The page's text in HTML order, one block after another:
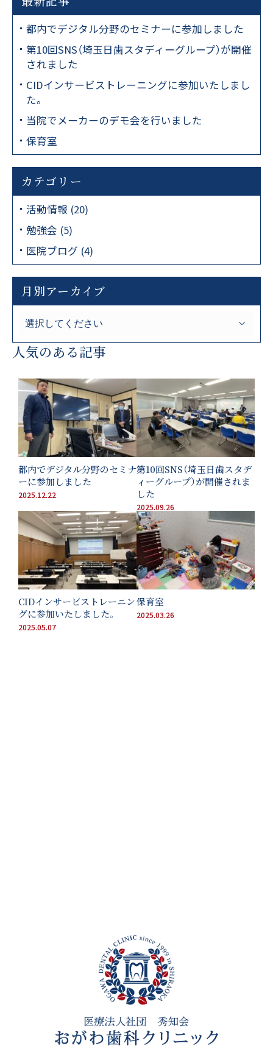
都内でデジタル分野のセミナーに参加しました
第10回SNS（埼玉日歯スタディーグループ）が開催
されました
CIDインサービストレーニングに参加いたしまし
た。
当院でメーカーのデモ会を行いました
保育室
カテゴリー
活動情報 (20)
勉強会 (5)
医院ブログ (4)
月別アーカイブ
人気のある記事
都内でデジタル分野のセミナ
ーに参加しました
2025.12.22
第10回SNS（埼玉日歯スタデ
ィーグループ）が開催されま
した
2025.09.26
CIDインサービストレーニン
グに参加いたしました。
2025.05.07
保育室
2025.03.26
1 まず医院コードをコピー
d00000362
コピーする
2 LINE友だち追加
友だち追加